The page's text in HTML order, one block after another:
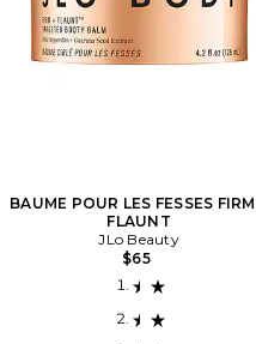
BAUME POUR LES FESSES
FLAUNT
JLo Beauty
$65